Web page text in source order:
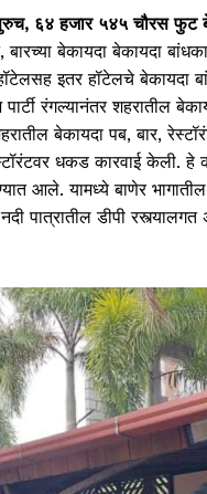
६४ हजार ५४५ चौरस फुट
बारच्या बेकायदा बेकायदा
हॉटेलसह इतर हॉटेलचे
रंगल्यानंतर शहरातील
बेकायदा पब, बार,
धकड कारवाई केली.
आले. यामध्ये बाणेर
पात्रातील डीपी